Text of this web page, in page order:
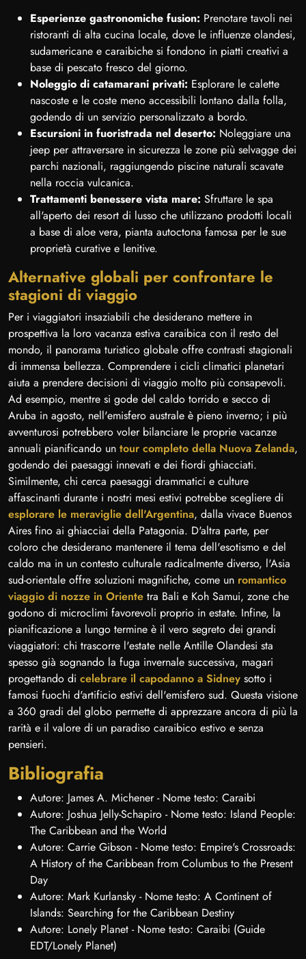
Esperienze gastronomiche fusion: Prenotare tavoli nei
ristoranti di alta cucina locale, dove le influenze olandesi,
sudamericane e caraibiche si fondono in piatti creativi a
base di pescato fresco del giorno.
Noleggio di catamarani privati: Esplorare le calette
nascoste e le coste meno accessibili lontano dalla folla,
godendo di un servizio personalizzato a bordo.
Escursioni in fuoristrada nel deserto: Noleggiare una
jeep per attraversare in sicurezza le zone più selvagge dei
parchi nazionali, raggiungendo piscine naturali scavate
nella roccia vulcanica.
Trattamenti benessere vista mare: Sfruttare le spa
all'aperto dei resort di lusso che utilizzano prodotti locali
a base di aloe vera, pianta autoctona famosa per le sue
proprietà curative e lenitive.
Alternative globali per confrontare le
stagioni di viaggio
Per i viaggiatori insaziabili che desiderano mettere in
prospettiva la loro vacanza estiva caraibica con il resto del
mondo, il panorama turistico globale offre contrasti stagionali
di immensa bellezza. Comprendere i cicli climatici planetari
aiuta a prendere decisioni di viaggio molto più consapevoli.
Ad esempio, mentre si gode del caldo torrido e secco di
Aruba in agosto, nell'emisfero australe è pieno inverno; i più
avventurosi potrebbero voler bilanciare le proprie vacanze
annuali pianificando un tour completo della Nuova Zelanda,
godendo dei paesaggi innevati e dei fiordi ghiacciati.
Similmente, chi cerca paesaggi drammatici e culture
affascinanti durante i nostri mesi estivi potrebbe scegliere di
esplorare le meraviglie dell'Argentina, dalla vivace Buenos
Aires fino ai ghiacciai della Patagonia. D'altra parte, per
coloro che desiderano mantenere il tema dell'esotismo e del
caldo ma in un contesto culturale radicalmente diverso, l'Asia
sud-orientale offre soluzioni magnifiche, come un romantico
viaggio di nozze in Oriente tra Bali e Koh Samui, zone che
godono di microclimi favorevoli proprio in estate. Infine, la
pianificazione a lungo termine è il vero segreto dei grandi
viaggiatori: chi trascorre l'estate nelle Antille Olandesi sta
spesso già sognando la fuga invernale successiva, magari
progettando di celebrare il capodanno a Sidney sotto i
famosi fuochi d'artificio estivi dell'emisfero sud. Questa visione
a 360 gradi del globo permette di apprezzare ancora di più la
rarità e il valore di un paradiso caraibico estivo e senza
pensieri.
Bibliografia
Autore: James A. Michener - Nome testo: Caraibi
Autore: Joshua Jelly-Schapiro - Nome testo: Island People:
The Caribbean and the World
Autore: Carrie Gibson - Nome testo: Empire's Crossroads:
A History of the Caribbean from Columbus to the Present
Day
Autore: Mark Kurlansky - Nome testo: A Continent of
Islands: Searching for the Caribbean Destiny
Autore: Lonely Planet - Nome testo: Caraibi (Guide
EDT/Lonely Planet)